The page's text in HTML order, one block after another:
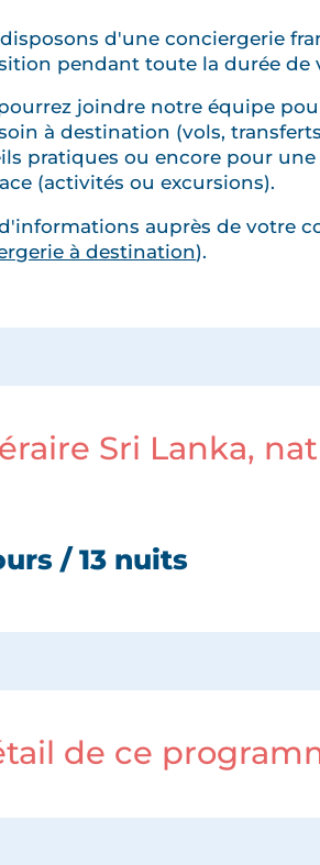
d'une conciergerie
pendant toute la durée de
joindre notre équipe
à destination (vols,
pratiques ou encore pour
(activités ou excursions).
auprès de votre
à destination).
Sri Lanka,
/ 13 nuits
de ce